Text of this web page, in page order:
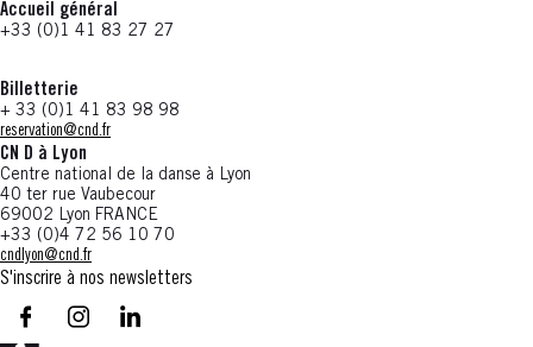
Accueil général
+33 (0)1 41 83 27 27
Billetterie
+ 33 (0)1 41 83 98 98
reservation@cnd.fr
CN D à Lyon
Centre national de la danse à Lyon
40 ter rue Vaubecour
69002 Lyon FRANCE
+33 (0)4 72 56 10 70
cndlyon@cnd.fr
S'inscrire à nos newsletters
facebook - CN D - Nouvelle fenêtre
instagram - CN D - Nouvelle fenêtre
LinkedIn - CN D - Nouvelle fenêtre